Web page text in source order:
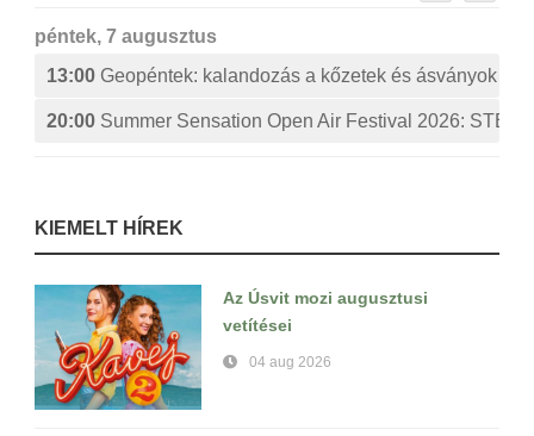
péntek, 7 augusztus
13:00 Geopéntek: kalandozás a kőzetek és ásványok
20:00 Summer Sensation Open Air Festival 2026:
KIEMELT HÍREK
Az Úsvit mozi augusztusi
vetítései
04 aug 2026